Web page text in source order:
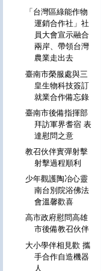
「台灣區綠能作物
運銷合作社」社
員大會宣示融合
兩岸、帶領台灣
農業走出去
臺南市榮服處與三
皇生物科技簽訂
就業合作備忘錄
臺南市後備指揮部
拜訪軍界耆宿 表
達慰問之意
教召伙伴實彈射擊
射擊過程順利
少年觀護陶冶心靈
南台別院浴佛法
會溫馨歡喜
高市政府慰問高雄
市後備教召伙伴
大小學伴相見歡 攜
手合作自造機器
人